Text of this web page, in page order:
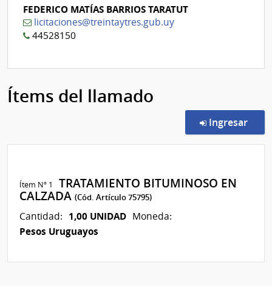
FEDERICO MATÍAS BARRIOS TARATUT
licitaciones@treintaytres.gub.uy
44528150
Ítems del llamado
Ingresar
Ítem Nº 1
TRATAMIENTO BITUMINOSO EN
CALZADA(Cód. Artículo 75795)
Cantidad: 1,00 UNIDAD Moneda:
Pesos Uruguayos